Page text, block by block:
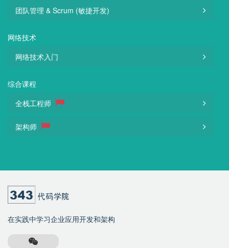
团队管理 & Scrum (敏捷开发)
网络技术
网络技术入门
综合课程
全栈工程师
架构师
在实践中学习企业应用开发和架构